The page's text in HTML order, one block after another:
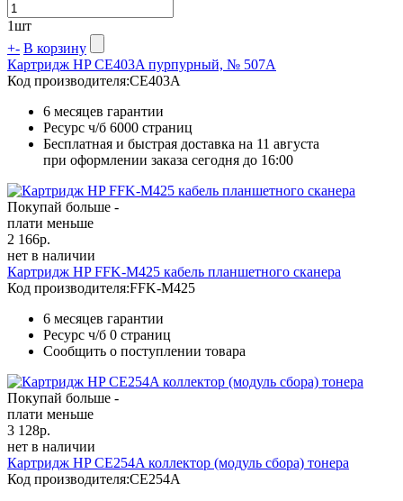
1шт
+- В корзину
Картридж HP CE403A пурпурный, № 507A
Код производителя:CE403A
6 месяцев гарантии
Ресурс ч/б 6000 страниц
Бесплатная и быстрая доставка на 11 августа
при оформлении заказа сегодня до 16:00
Покупай больше -
плати меньше
2 166р.
нет в наличии
Картридж HP FFK-M425 кабель планшетного сканера
Код производителя:FFK-M425
6 месяцев гарантии
Ресурс ч/б 0 страниц
Сообщить о поступлении товара
Покупай больше -
плати меньше
3 128р.
нет в наличии
Картридж HP CE254A коллектор (модуль сбора) тонера
Код производителя:CE254A